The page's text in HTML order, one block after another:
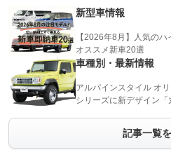
新型車情報
【2026年8月】人気の
オススメ新車20選
車種別・最新情報
アルパインスタイル オ
シリーズに新デザイン
記事一覧